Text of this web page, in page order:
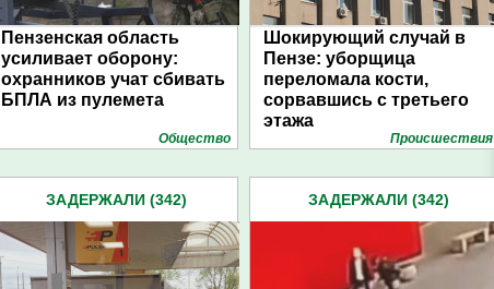
Пензенская область
усиливает оборону:
охранников учат сбивать
БПЛА из пулемета
Общество
Шокирующий случай в
Пензе: уборщица
переломала кости,
сорвавшись с третьего
этажа
Проиcшествия
ЗАДЕРЖАЛИ (342) ЗАДЕРЖАЛИ (342)